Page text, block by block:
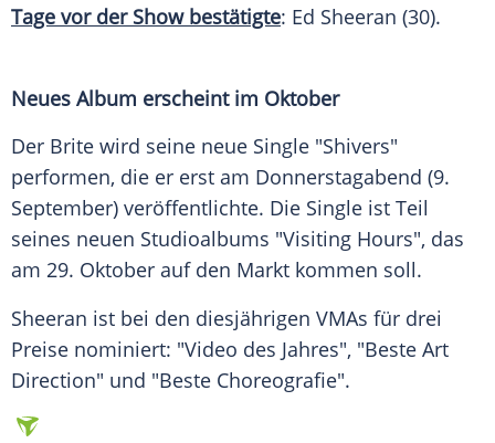
Tage vor der Show bestätigte: Ed Sheeran (30).
Neues Album erscheint im Oktober
Der Brite wird seine neue Single "Shivers"
performen, die er erst am Donnerstagabend (9.
September) veröffentlichte. Die Single ist Teil
seines neuen Studioalbums "Visiting Hours", das
am 29. Oktober auf den Markt kommen soll.
Sheeran ist bei den diesjährigen VMAs für drei
Preise nominiert: "Video des Jahres", "Beste Art
Direction" und "Beste Choreografie".